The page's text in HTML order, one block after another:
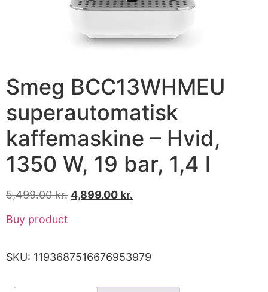
Smeg BCC13WHMEU
superautomatisk
kaffemaskine – Hvid,
1350 W, 19 bar, 1,4 l
5,499.00kr. 4,899.00 kr.
Buy product
SKU: 1193687516676953979